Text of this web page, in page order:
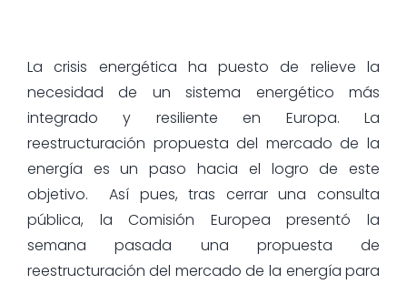
La crisis energética ha puesto de relieve la
necesidad de un sistema energético más
integrado y resiliente en Europa. La
reestructuración propuesta del mercado de la
energía es un paso hacia el logro de este
objetivo. Así pues, tras cerrar una consulta
pública, la Comisión Europea presentó la
semana pasada una propuesta de
reestructuración del mercado de la energía para